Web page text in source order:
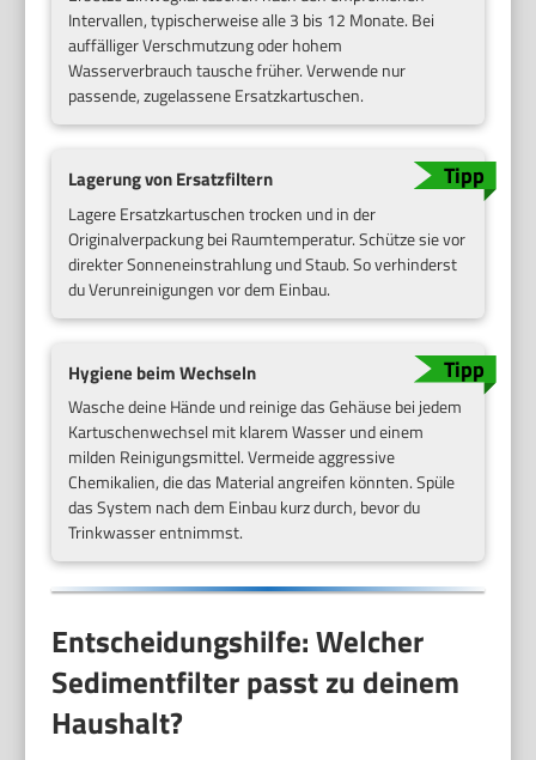
Intervallen, typischerweise alle 3 bis 12 Monate. Bei
auffälliger Verschmutzung oder hohem
Wasserverbrauch tausche früher. Verwende nur
passende, zugelassene Ersatzkartuschen.
Lagerung von Ersatzfiltern
Lagere Ersatzkartuschen trocken und in der
Originalverpackung bei Raumtemperatur. Schütze sie vor
direkter Sonneneinstrahlung und Staub. So verhinderst
du Verunreinigungen vor dem Einbau.
Hygiene beim Wechseln
Wasche deine Hände und reinige das Gehäuse bei jedem
Kartuschenwechsel mit klarem Wasser und einem
milden Reinigungsmittel. Vermeide aggressive
Chemikalien, die das Material angreifen könnten. Spüle
das System nach dem Einbau kurz durch, bevor du
Trinkwasser entnimmst.
Entscheidungshilfe: Welcher
Sedimentfilter passt zu deinem
Haushalt?